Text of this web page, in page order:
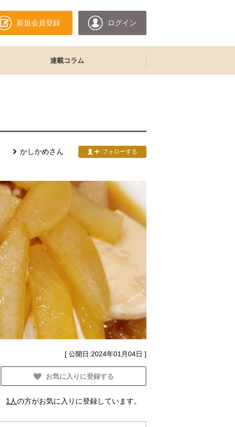
新規会員登録 ログイン
連載コラム
かしかめさん フォローする
[ 公開日:2024年01月04日 ]
お気に入りに登録する
1人の方がお気に入りに登録しています。